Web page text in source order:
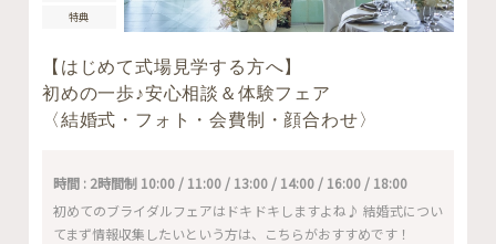
特典
【はじめて式場見学する方へ】
初めの一歩♪安心相談＆体験フェア
〈結婚式・フォト・会費制・顔合わせ〉
時間 : 2時間制 10:00 / 11:00 / 13:00 / 14:00 / 16:00 / 18:00
初めてのブライダルフェアはドキドキしますよね♪ 結婚式につい
てまず情報収集したいという方は、こちらがおすすめです！